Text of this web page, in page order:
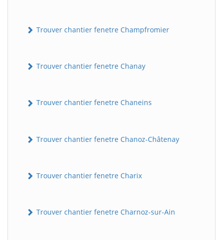
Trouver chantier fenetre Champfromier
Trouver chantier fenetre Chanay
Trouver chantier fenetre Chaneins
Trouver chantier fenetre Chanoz-Châtenay
Trouver chantier fenetre Charix
Trouver chantier fenetre Charnoz-sur-Ain